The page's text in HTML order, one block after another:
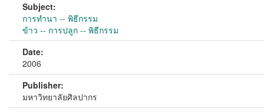
Subject:
การทำนา -- พิธีกรรม
ข้าว -- การปลูก -- พิธีกรรม
Date:
2006
Publisher:
มหาวิทยาลัยศิลปากร